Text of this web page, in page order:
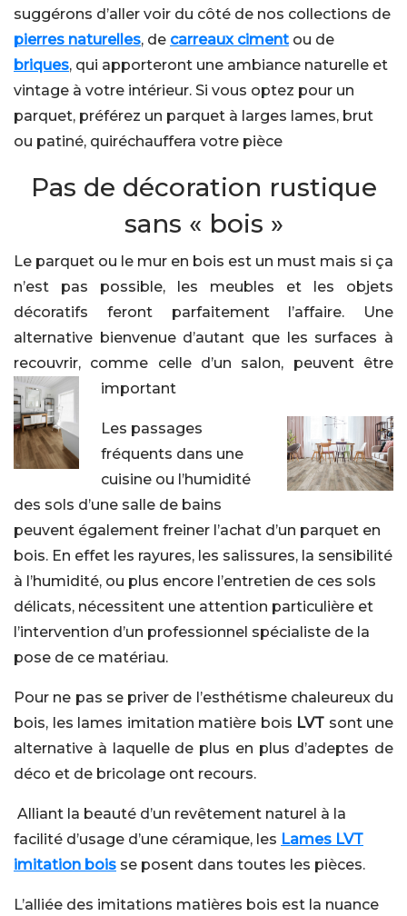
suggérons d’aller voir du côté de nos collections de
pierres naturelles, de carreaux ciment ou de
briques, qui apporteront une ambiance naturelle et
vintage à votre intérieur. Si vous optez pour un
parquet, préférez un parquet à larges lames, brut
ou patiné, quiréchauffera votre pièce
Pas de décoration rustique
sans « bois »
Le parquet ou le mur en bois est un must mais si ça
n’est pas possible, les meubles et les objets
décoratifs feront parfaitement l’affaire. Une
alternative bienvenue d’autant que les surfaces à
recouvrir, comme celle d’un salon, peuvent être
important
Les passages
fréquents dans une
cuisine ou l’humidité
des sols d’une salle de bains
peuvent également freiner l’achat d’un parquet en
bois. En effet les rayures, les salissures, la sensibilité
à l’humidité, ou plus encore l’entretien de ces sols
délicats, nécessitent une attention particulière et
l’intervention d’un professionnel spécialiste de la
pose de ce matériau.
Pour ne pas se priver de l’esthétisme chaleureux du
bois, les lames imitation matière bois LVT sont une
alternative à laquelle de plus en plus d’adeptes de
déco et de bricolage ont recours.
Alliant la beauté d’un revêtement naturel à la
facilité d’usage d’une céramique, les Lames LVT
imitation bois se posent dans toutes les pièces.
L’alliée des imitations matières bois est la nuance